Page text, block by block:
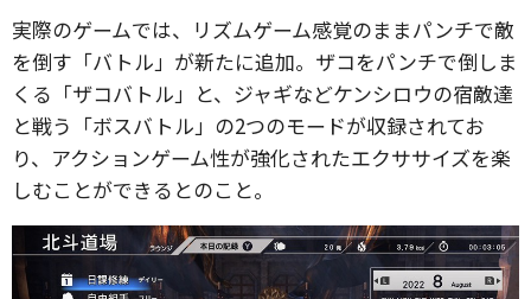
実際のゲームでは、リズムゲーム感覚のままパンチで敵
を倒す「バトル」が新たに追加。ザコをパンチで倒しま
くる「ザコバトル」と、ジャギなどケンシロウの宿敵達
と戦う「ボスバトル」の2つのモードが収録されてお
り、アクションゲーム性が強化されたエクササイズを楽
しむことができるとのこと。